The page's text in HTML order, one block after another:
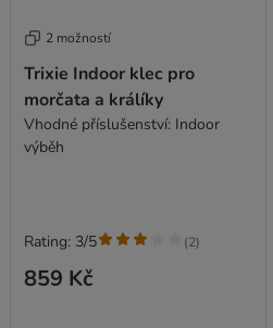
2 možností
Trixie Indoor klec pro
morčata a králíky
Vhodné příslušenství: Indoor
výběh
859 Kč
Rating: 3/5 (2)